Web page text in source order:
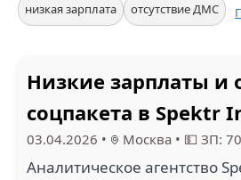
низкая зарплата отсутствие ДМС
Низкие зарплаты и
соцпакета в Spektr
03.04.2026 • Москва • 💵 ЗП:
Аналитическое агентство